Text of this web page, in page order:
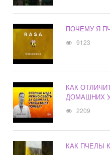
ПОЧЕМУ Я
9123
КАК
ДОМАШНИХ
2209
КАК ПЧЕЛЫ